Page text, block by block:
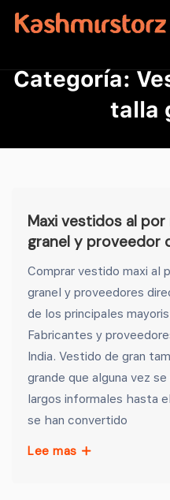
Categoría:
talla
Maxi vestidos al
granel y proveedor
Comprar vestido maxi al
granel y proveedores
de los principales
Fabricantes y
India. Vestido de gran
grande que alguna vez
largos informales hasta
se han convertido
Lee mas